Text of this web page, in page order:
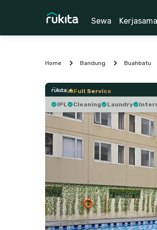
Sewa
Home Bandung Buahbatu
Full Service
IPL
Cleaning Laundry